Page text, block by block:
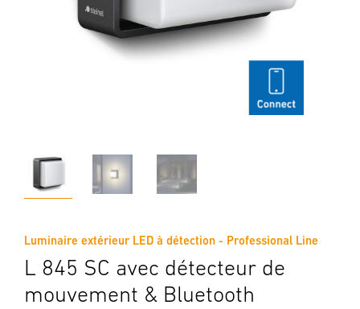
Luminaire extérieur LED à détection - Professional Line
L 845 SC avec détecteur de
mouvement & Bluetooth